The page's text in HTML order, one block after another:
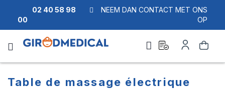
02 40 58 98
00
NEEM DAN CONTACT MET ONS
OP
Zoek
quote
Table de massage électrique